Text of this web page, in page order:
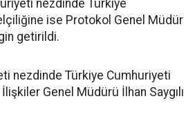
nezdinde Türkiye
ise Protokol Genel Müdür
getirildi.
nezdinde Türkiye Cumhuriyeti
Genel Müdürü İlhan Saygılı